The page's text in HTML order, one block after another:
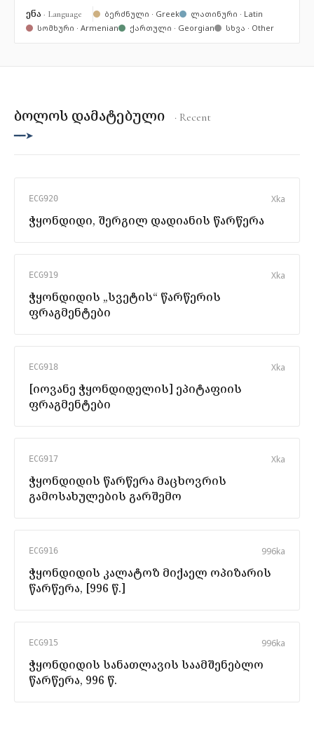
ენა · Language ბერძნული · Greek
ლათინური · Latin
სომხური · Armenian
ქართული · Georgian სხვა · Other
ბოლოს დამატებული · Recent
━━➤
ECG920 Xka
ჭყონდიდი, შერგილ დადიანის წარწერა
ECG919 Xka
ჭყონდიდის „სვეტის“ წარწერის
ფრაგმენტები
ECG918 Xka
[იოვანე ჭყონდიდელის] ეპიტაფიის
ფრაგმენტები
ECG917 Xka
ჭყონდიდის წარწერა მაცხოვრის
გამოსახულების გარშემო
ECG916 996ka
ჭყონდიდის კალატოზ მიქაელ ოპიზარის
წარწერა, [996 წ.]
ECG915 996ka
ჭყონდიდის სანათლავის საამშენებლო
წარწერა, 996 წ.